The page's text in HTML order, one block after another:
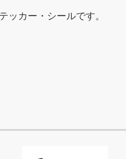
カー・シールです。